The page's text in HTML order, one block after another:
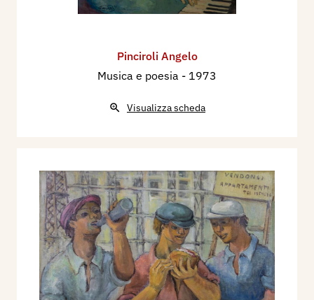
Pinciroli Angelo
Musica e poesia - 1973
Visualizza scheda